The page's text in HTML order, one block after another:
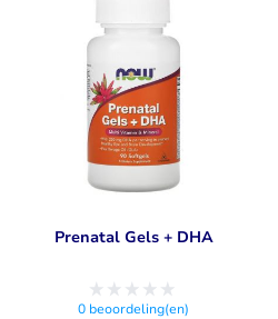
Prenatal Gels + DHA
0 beoordeling(en)